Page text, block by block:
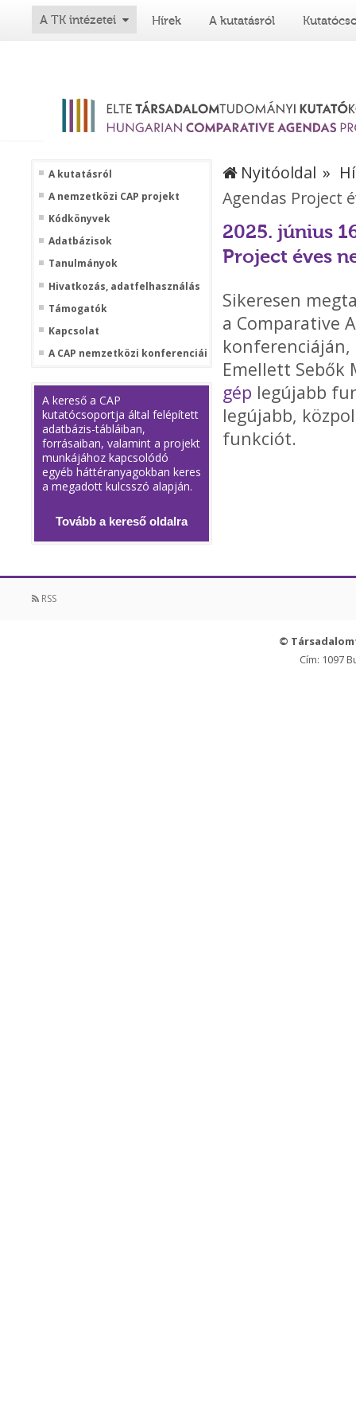
A TK intézetei Hírek A kutatásról
A kutatásról
A nemzetközi CAP projekt
Kódkönyvek
Adatbázisok
Tanulmányok
Hivatkozás, adatfelhasználás
Támogatók
Kapcsolat
A CAP nemzetközi konferenciái
A kereső a CAP
kutatócsoportja által felépített
adatbázis-tábláiban,
forrásaiban, valamint a projekt
munkájához kapcsolódó
egyéb háttéranyagokban keres
a megadott kulcsszó alapján.
Tovább a kereső oldalra
Nyitóoldal
Agendas Project
2025. június
Project éves
Sikeresen
a Comparative
konferenciáján,
Emellett Sebők
gép legújabb
legújabb,
funkciót.
RSS
©
Cím: 1097